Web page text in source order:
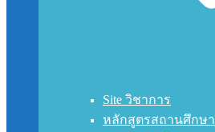
Site วิชาการ
หลักสูตรสถานศึกษา